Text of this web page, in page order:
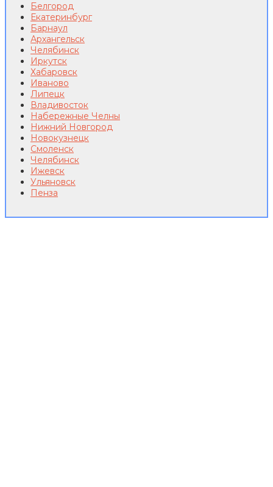
Белгород
Екатеринбург
Барнаул
Архангельск
Челябинск
Иркутск
Хабаровск
Иваново
Липецк
Владивосток
Набережные Челны
Нижний Новгород
Новокузнецк
Смоленск
Челябинск
Ижевск
Ульяновск
Пенза